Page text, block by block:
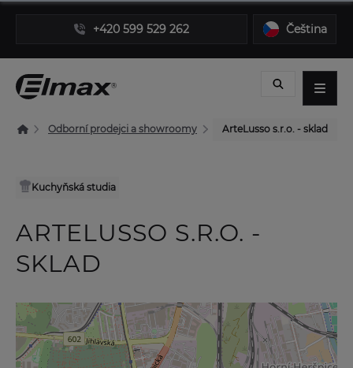
+420 599 529 262 Čeština
Odborní prodejci a showroomy ArteLusso s.r.o. - sklad
Kuchyňská studia
ARTELUSSO S.R.O. -
SKLAD